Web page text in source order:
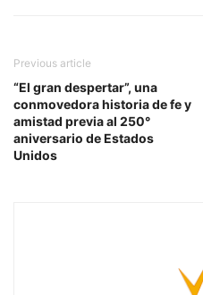
Previous article
“El gran despertar”, una
conmovedora historia de fe y
amistad previa al 250°
aniversario de Estados
Unidos